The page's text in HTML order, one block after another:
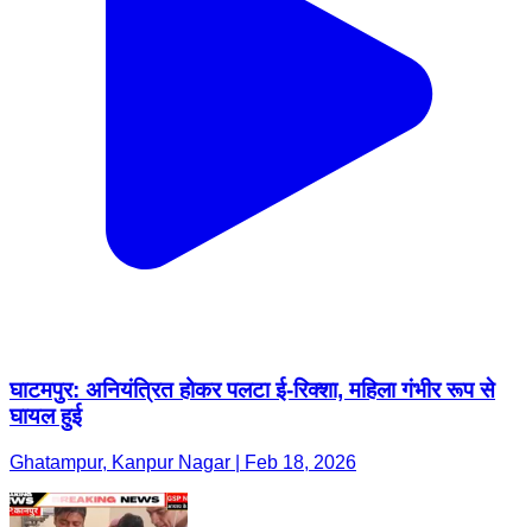
घाटमपुर: अनियंत्रित होकर पलटा ई-रिक्शा, महिला गंभीर रूप से
घायल हुई
Ghatampur, Kanpur Nagar | Feb 18, 2026